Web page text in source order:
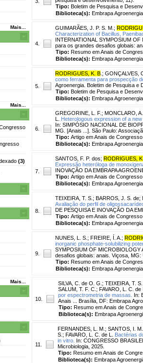
Mais...
Mais...
(3)
Mais...
Tipo: Boletim de Pesquisa e
Biblioteca(s): Embrapa
4.
GUIMARÃES, J. P. S. M. ;
Characterization of Bacillus,
INTERNATIONAL SYMPOSIUM
para os grandes desafios globais:
Tipo: Resumo em Anais de
Biblioteca(s): Embrapa
5.
RODRIGUES, K. B ; GONÇALVES,
como ferramenta para prospecção
Agroenergia. Boletim de Pesquisa e
Tipo: Boletim de Pesquisa e
Biblioteca(s): Embrapa
6.
GREGORINE, L. F. ; MONCLARO,
L.
Heterologous expression of a
In: SIMPÓSIO NACIONAL DE
MG. [Anais ...]. São Paulo:
Tipo: Artigo em Anais de Congresso
Biblioteca(s): Embrapa
7.
SANTOS, F. P. dos; RODRIGUES,
Expressão heteróloga de
INOVAÇÃO DA EMBRAPA
Tipo: Artigo em Anais de Congresso
Biblioteca(s): Embrapa
8.
TEIXEIRA, T. S. ; BARROS, J. S. de;
Avaliação do perfil de
DE PESQUISA E INOVAÇÃO DA
Tipo: Artigo em Anais de Congresso
Biblioteca(s): Embrapa
9.
NUNES, L. S. ; FREIRE, Í. A. ;
inorganic phosphate-solubilizing
SYMPOSIUM OF MICROBIOLOGY
desafios globais: anais. Viçosa,
Tipo: Resumo em Anais de
Biblioteca(s): Embrapa
10.
SILVA, C. de O. G. ; TEIXEIRA, T. S.
SALUM, T. F. C. ; FAVARO, L. C. de
por espectrometria de massas.
In:
Anais ... Brasília, DF: Embrapa
Tipo: Resumo em Anais de
Biblioteca(s): Embrapa
11.
FERNANDES, L. M. ; SANTOS, I.
S. ; FAVARO, L. C. de L.
Bactérias
in vitro. In: CONGRESSO
Microbiologia, 2025.
Tipo: Resumo em Anais de
Biblioteca(s): Embrapa